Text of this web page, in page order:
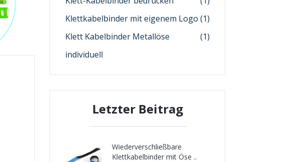
Klettkabelbinder mit eigenem Logo (1)
Klett Kabelbinder Metallöse
individuell
(1)
Letzter Beitrag
Wiederverschließbare
Klettkabelbinder mit Öse ..